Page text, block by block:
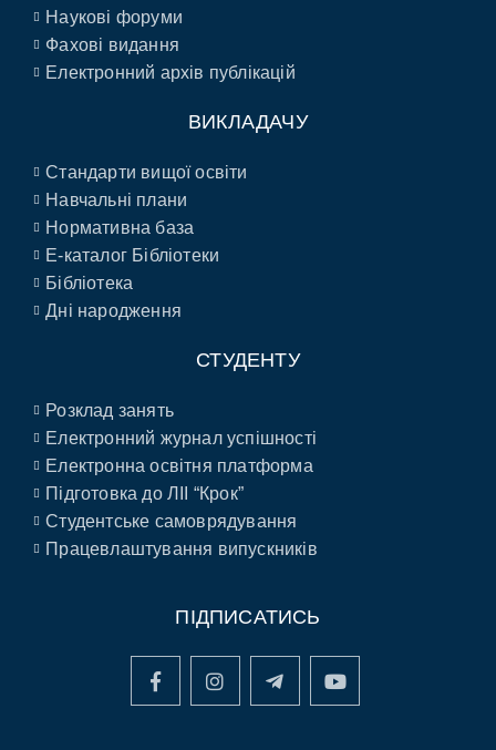
Наукові форуми
Фахові видання
Електронний архів публікацій
ВИКЛАДАЧУ
Стандарти вищої освіти
Навчальні плани
Нормативна база
E-каталог Бібліотеки
Бібліотека
Дні народження
СТУДЕНТУ
Розклад занять
Електронний журнал успішності
Електронна освітня платформа
Підготовка до ЛІІ “Крок”
Студентське самоврядування
Працевлаштування випускників
ПІДПИСАТИСЬ